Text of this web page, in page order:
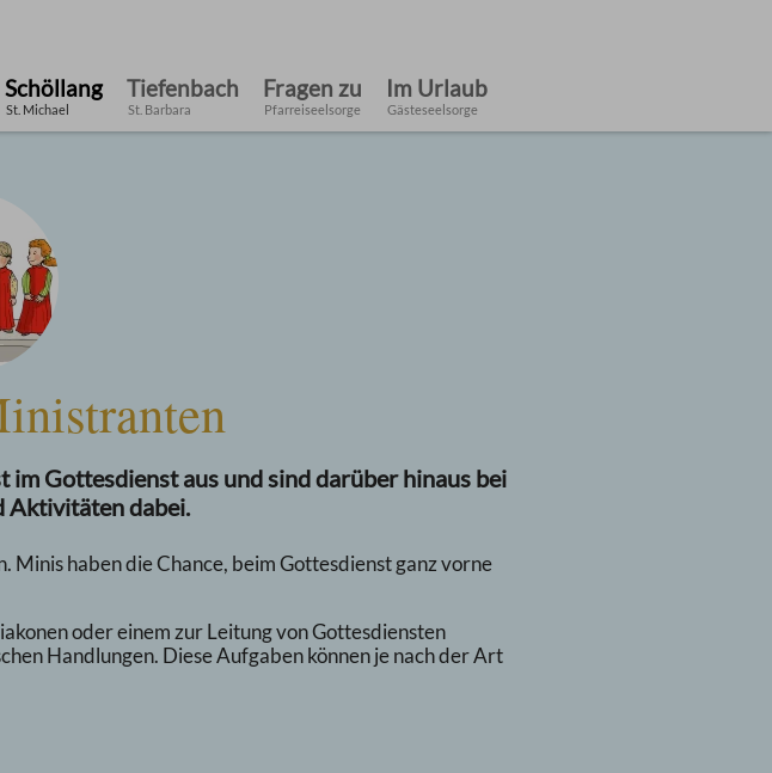
Schöllang
St. Michael
Tiefenbach
St. Barbara
Fragen zu
Pfarreiseelsorge
Im Urlaub
Gästeseelsorge
Gottesdienst aus und sind darüber hinaus bei
Aktivitäten dabei.
haben die Chance, beim Gottesdienst ganz vorne
oder einem zur Leitung von Gottesdiensten
Handlungen. Diese Aufgaben können je nach der Art